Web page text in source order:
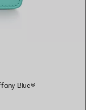
Blue®